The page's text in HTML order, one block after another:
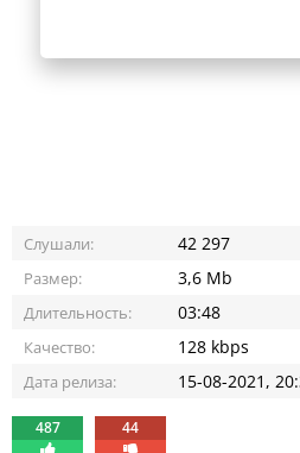
Слушали: 42 297
Размер: 3,6 Mb
Длительность: 03:48
Качество: 128 kbps
Дата релиза: 15-08-2021,
487 44